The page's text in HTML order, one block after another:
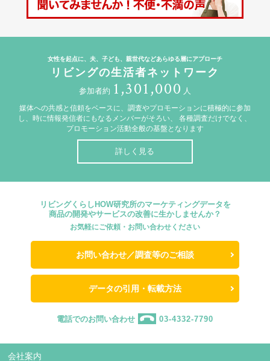
女性を起点に、夫、子ども、親世代などあらゆる層にアプローチ
リビングの生活者ネットワーク
参加者約 1,301,000 人
媒体への共感と信頼をベースに、調査やプロモーションに積極的に参加
し、時に情報発信者にもなるメンバーがそろい、
各種調査だけでなく、
プロモーション活動全般の基盤となります
詳しく見る
リビングくらしHOW研究所のマーケティングデータを
商品の開発やサービスの改善に生かしませんか？
お気軽にご依頼・お問い合わせください
お問い合わせ／調査等のご相談
データの引用・転載方法
電話でのお問い合わせ 03-4332-7790
会社案内